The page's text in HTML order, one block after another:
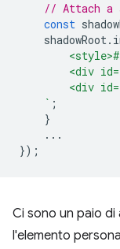
// Attach a
const
shadowRoot.
<div
<div
    `
;
}
...
});
Ci sono un paio
l'elemento